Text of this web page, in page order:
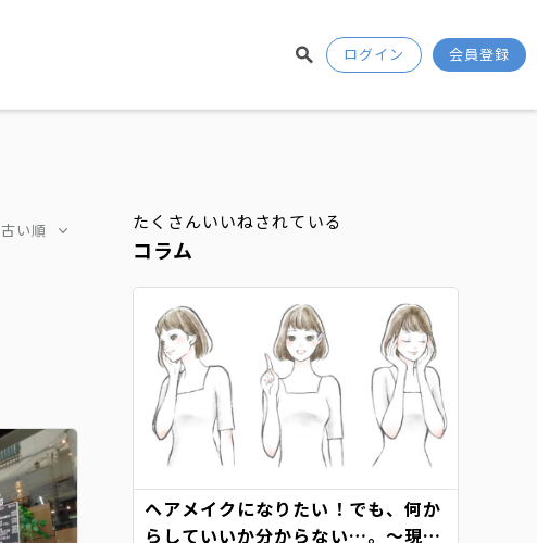
ログイン 会員登録
古い順 たくさんいいねされている
コラム
ヘアメイクになりたい！でも、何か
らしていいか分からない…。〜現役